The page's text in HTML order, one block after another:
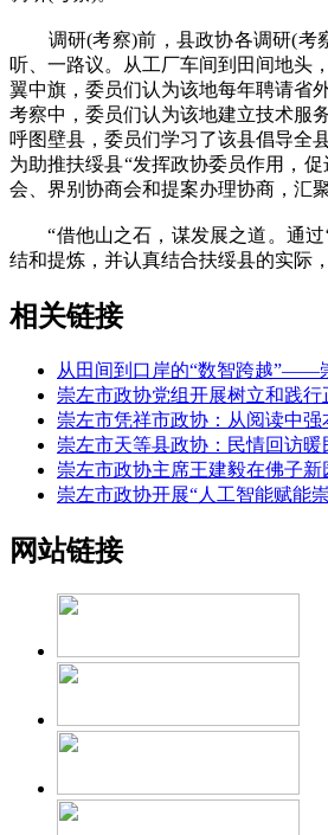
调研(考察)前，县政协各调研(考察
听、一路议。从工厂车间到田间地头
翼中旗，委员们认为该地每年聘请省
考察中，委员们认为该地建立技术服
呼图壁县，委员们学习了该县倡导全
为助推扶绥县“发挥政协委员作用，
会、界别协商会和提案办理协商，汇
“借他山之石，谋发展之道。通过‘
结和提炼，并认真结合扶绥县的实际
相关链接
从田间到口岸的“数智跨越”——
崇左市政协党组开展树立和践
崇左市凭祥市政协：从阅读中强
崇左市天等县政协：民情回访
崇左市政协主席王建毅在佛子
崇左市政协开展“人工智能赋能
网站链接